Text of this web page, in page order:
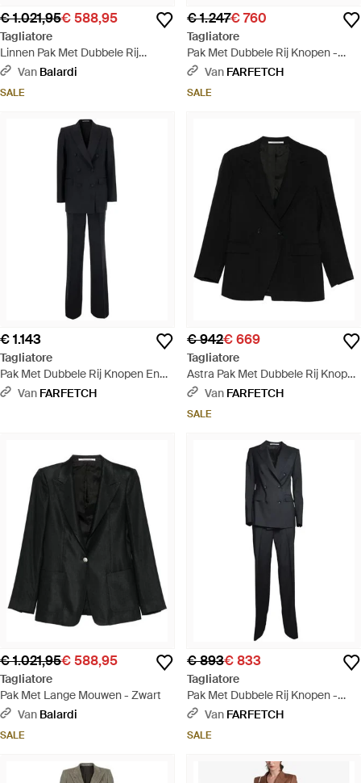
€ 1.021,95€ 588,95
Tagliatore
Linnen Pak Met Dubbele Rij
Knopen - Blauw
Van Balardi
SALE
€ 1.247€ 760
Tagliatore
Pak Met Dubbele Rij Knopen -
Naturel
Van FARFETCH
SALE
€ 1.143
Tagliatore
Pak Met Dubbele Rij Knopen En
Opstaande Revers - Zwart
Van FARFETCH
€ 942€ 669
Tagliatore
Astra Pak Met Dubbele Rij Knopen
- Zwart
Van FARFETCH
SALE
€ 1.021,95€ 588,95
Tagliatore
Pak Met Lange Mouwen - Zwart
Van Balardi
SALE
€ 893€ 833
Tagliatore
Pak Met Dubbele Rij Knopen -
Zwart
Van FARFETCH
SALE